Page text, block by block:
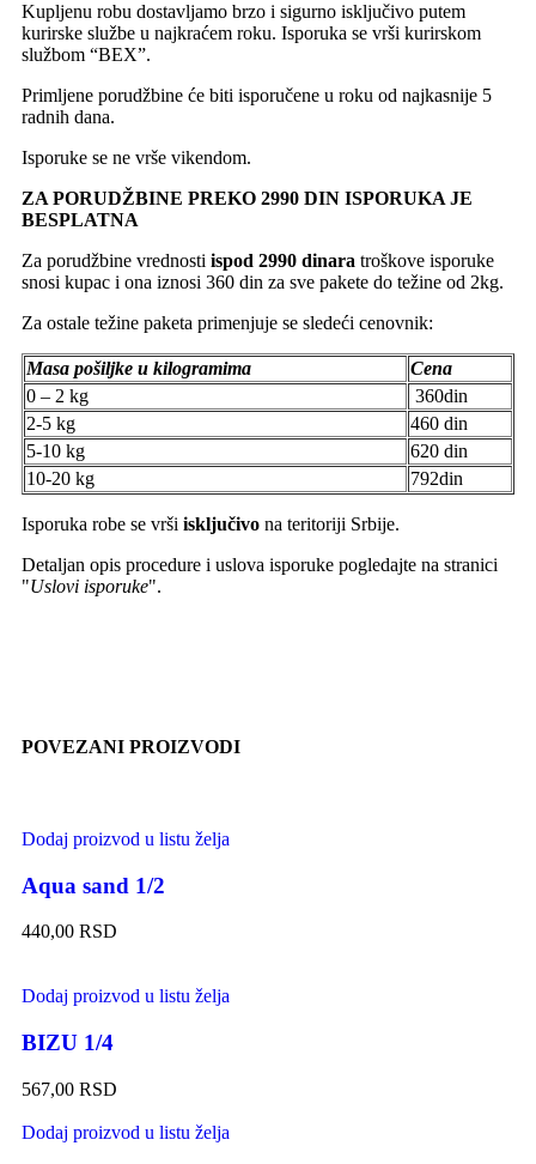
Kupljenu robu dostavljamo brzo i sigurno isključivo putem
kurirske službe u najkraćem roku. Isporuka se vrši kurirskom
službom “BEX”.
Primljene porudžbine će biti isporučene u roku od najkasnije 5
radnih dana.
Isporuke se ne vrše vikendom.
ZA PORUDŽBINE PREKO 2990 DIN ISPORUKA JE
BESPLATNA
Za porudžbine vrednosti ispod 2990 dinara troškove isporuke
snosi kupac i ona iznosi 360 din za sve pakete do težine od 2kg.
Za ostale težine paketa primenjuje se sledeći cenovnik:
Masa pošiljke u kilogramima
Cena
0 – 2 kg
360din
2-5 kg
460 din
5-10 kg
620 din
10-20 kg
792din
Isporuka robe se vrši isključivo na teritoriji Srbije.
Detaljan opis procedure i uslova isporuke pogledajte na stranici
"Uslovi isporuke".
POVEZANI PROIZVODI
Dodaj proizvod u listu želja
Aqua sand 1/2
440,00 RSD
Dodaj proizvod u listu želja
BIZU 1/4
567,00 RSD
Dodaj proizvod u listu želja